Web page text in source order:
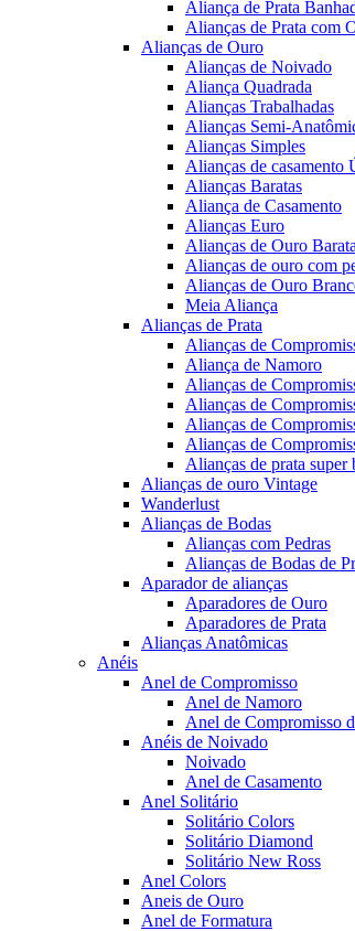
Aliança de Prata
Alianças de Prata com
Alianças de Ouro
Alianças de Noivado
Aliança Quadrada
Alianças Trabalhadas
Alianças Semi-
Alianças Simples
Alianças de casamento
Alianças Baratas
Aliança de Casamento
Alianças Euro
Alianças de Ouro
Alianças de ouro com
Alianças de Ouro
Meia Aliança
Alianças de Prata
Alianças de
Aliança de Namoro
Alianças de
Alianças de
Alianças de
Alianças de
Alianças de prata super
Alianças de ouro Vintage
Wanderlust
Alianças de Bodas
Alianças com Pedras
Alianças de Bodas de
Aparador de alianças
Aparadores de Ouro
Aparadores de Prata
Alianças Anatômicas
Anéis
Anel de Compromisso
Anel de Namoro
Anel de Compromisso
Anéis de Noivado
Noivado
Anel de Casamento
Anel Solitário
Solitário Colors
Solitário Diamond
Solitário New Ross
Anel Colors
Aneis de Ouro
Anel de Formatura